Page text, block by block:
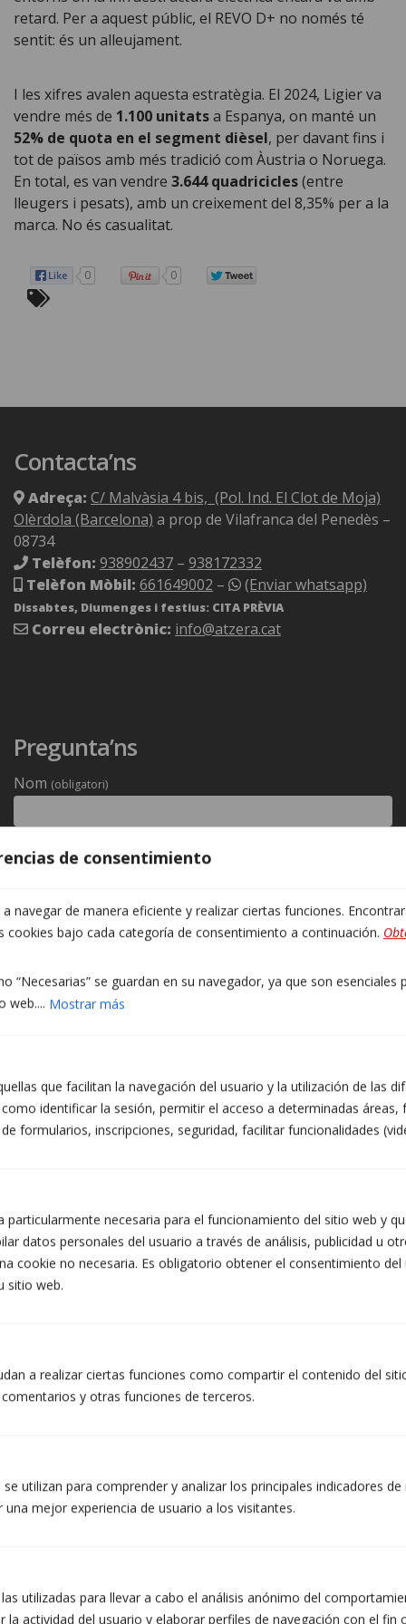
de consentimiento
navegar de manera eficiente y realizar ciertas funciones.
cookies bajo cada categoría de consentimiento a continuación.
“Necesarias” se guardan en su navegador, ya que son esenciales
web.... Mostrar más
que facilitan la navegación del usuario y la utilización de las
identificar la sesión, permitir el acceso a determinadas áreas,
formularios, inscripciones, seguridad, facilitar funcionalidades
particularmente necesaria para el funcionamiento del sitio web y
datos personales del usuario a través de análisis, publicidad u
cookie no necesaria. Es obligatorio obtener el consentimiento
sitio web.
a realizar ciertas funciones como compartir el contenido del
y otras funciones de terceros.
utilizan para comprender y analizar los principales indicadores
mejor experiencia de usuario a los visitantes.
utilizadas para llevar a cabo el análisis anónimo del
la actividad del usuario y elaborar perfiles de navegación con el
retard. Per a aquest públic, el REVO D+ no només té
sentit: és un alleujament.
I les xifres avalen aquesta estratègia. El 2024, Ligier va
vendre més de 1.100 unitatsa Espanya, on manté un
52% de quota en el segment dièsel, per davant fins i
tot de països amb més tradició com Àustria o Noruega.
En total, es van vendre 3.644 quadricicles(entre
lleugers i pesats), amb un creixement del 8,35% per a la
marca. No és casualitat.
0 0
Contacta’ns
Adreça: C/ Malvàsia 4 bis, (Pol. Ind. El Clot de Moja)
Olèrdola (Barcelona) a prop de Vilafranca del Penedès –
08734
Telèfon: 938902437 – 938172332
Telèfon Mòbil: 661649002 – (Enviar whatsapp)
Dissabtes, Diumenges i festius: CITA PRÈVIA
Correu electrònic: info@atzera.cat
Pregunta’ns
Nom (obligatori)
Deixeu
buit.
Correu electrònic
Telèfon (obligatori)
Qualsevol hora
Prefereixo contacte per WhatsApp
El missatge (obligatori)
electrònics. Legitimació: Consentiment de la persona interessada.
Destinataris: No es preveuen cessions de dades. Drets: Podeu retirar
el vostre consentiment en qualsevol moment, així com accedir,
electrònics.
He llegit i accepto la Política de Privacitat. (obligatori)